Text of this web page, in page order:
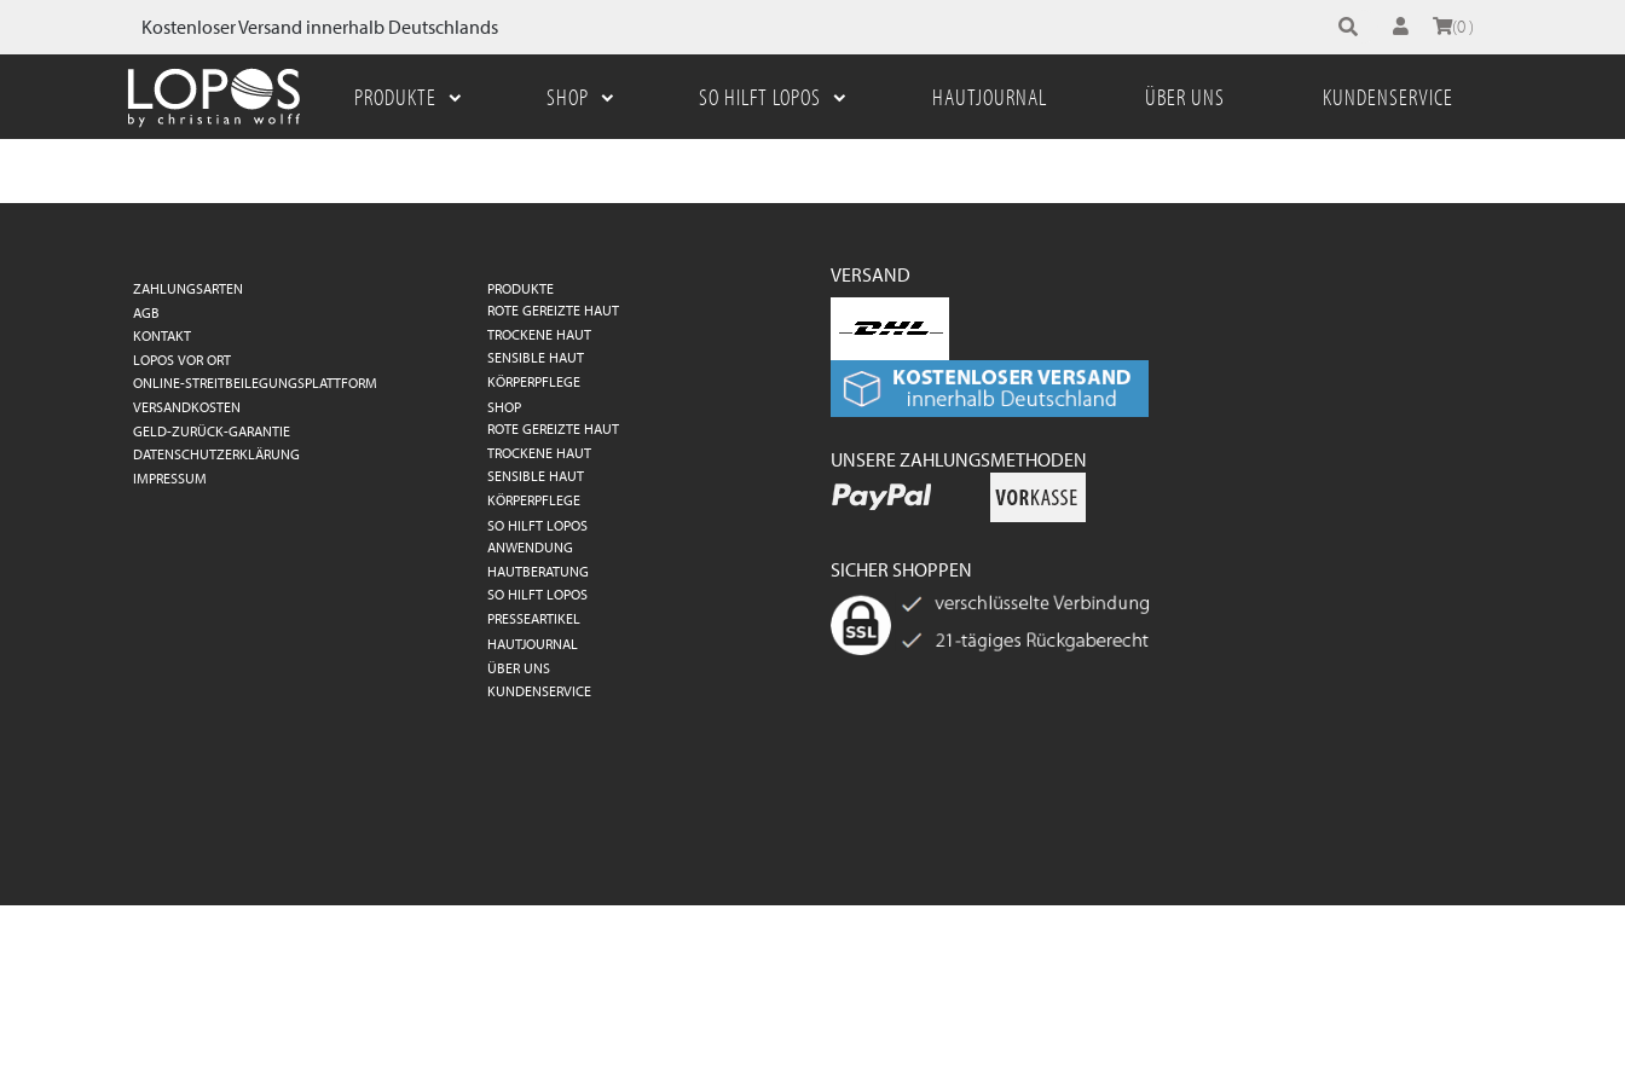
Kostenloser Versand innerhalb Deutschlands Suchbegriff eingeben
(0 )
PRODUKTE SHOP SO HILFT LOPOS HAUTJOURNAL ÜBER UNS KUNDENSERVICE
ZAHLUNGSARTEN
AGB
KONTAKT
LOPOS VOR ORT
ONLINE-STREITBEILEGUNGSPLATTFORM
VERSANDKOSTEN
GELD-ZURÜCK-GARANTIE
DATENSCHUTZERKLÄRUNG
IMPRESSUM
PRODUKTE
ROTE GEREIZTE HAUT
TROCKENE HAUT
SENSIBLE HAUT
KÖRPERPFLEGE
SHOP
ROTE GEREIZTE HAUT
TROCKENE HAUT
SENSIBLE HAUT
KÖRPERPFLEGE
SO HILFT LOPOS
ANWENDUNG
HAUTBERATUNG
SO HILFT LOPOS
PRESSEARTIKEL
HAUTJOURNAL
ÜBER UNS
KUNDENSERVICE
VERSAND
UNSERE ZAHLUNGSMETHODEN
SICHER SHOPPEN